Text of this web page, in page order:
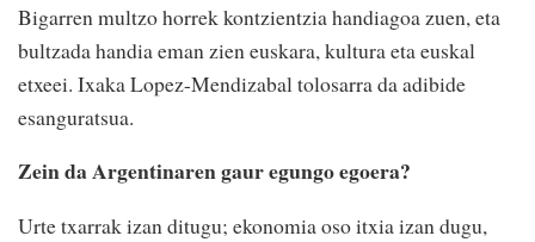
Bigarren multzo horrek kontzientzia handiagoa zuen, eta
bultzada handia eman zien euskara, kultura eta euskal
etxeei. Ixaka Lopez-Mendizabal tolosarra da adibide
esanguratsua.
Zein da Argentinaren gaur egungo egoera?
Urte txarrak izan ditugu; ekonomia oso itxia izan dugu,